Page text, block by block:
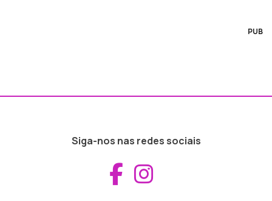
PUB
Siga-nos nas redes sociais
Aceder ao